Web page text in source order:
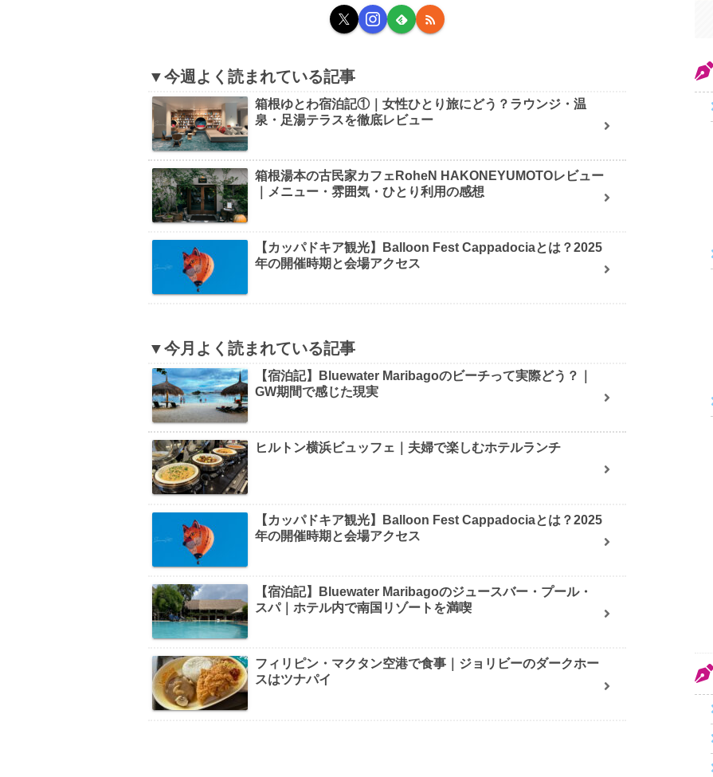
▼今週よく読まれている記事
箱根ゆとわ宿泊記①｜女性ひとり旅にどう？ラウンジ・温
泉・足湯テラスを徹底レビュー
箱根湯本の古民家カフェRoheN HAKONEYUMOTOレビュー
｜メニュー・雰囲気・ひとり利用の感想
【カッパドキア観光】Balloon Fest Cappadociaとは？2025
年の開催時期と会場アクセス
▼今月よく読まれている記事
【宿泊記】Bluewater Maribagoのビーチって実際どう？｜
GW期間で感じた現実
ヒルトン横浜ビュッフェ｜夫婦で楽しむホテルランチ
【カッパドキア観光】Balloon Fest Cappadociaとは？2025
年の開催時期と会場アクセス
【宿泊記】Bluewater Maribagoのジュースバー・プール・
スパ｜ホテル内で南国リゾートを満喫
フィリピン・マクタン空港で食事｜ジョリビーのダークホー
スはツナパイ